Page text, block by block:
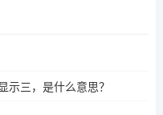
示三，是什么意思？